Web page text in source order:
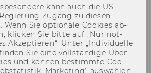
kann auch die US-​
Zu­gang zu die­sen
Wenn Sie op­tio­na­le Coo­kies ab­
kli­cken Sie bitte auf „Nur not­
Ak­zep­tie­ren“. Unter „In­di­vi­du­el­le
Sie eine voll­stän­di­ge Über­
und kön­nen be­stimm­te Coo­
Mar­ke­ting) aus­wäh­len.